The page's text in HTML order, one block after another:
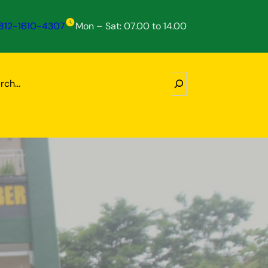
1610-4307 Mon – Sat: 07.00 to 14.00